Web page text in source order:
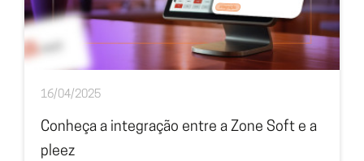
16/04/2025
Conheça a integração entre a Zone Soft e a
pleez